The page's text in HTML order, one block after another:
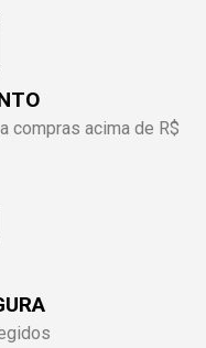
compras acima de R$